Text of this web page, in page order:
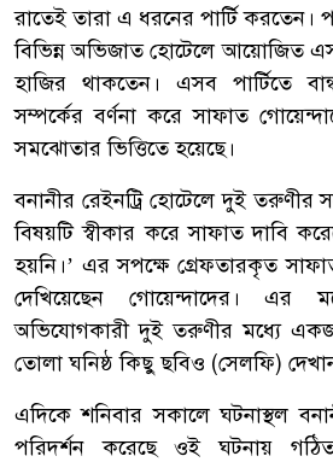
রাতেই তারা এ ধরনের পার্টি করতেন।
বিভিন্ন অভিজাত হোটেলে আয়োজিত এসব
হাজির থাকতেন। এসব পার্টিতে
সম্পর্কের বর্ণনা করে সাফাত
সমঝোতার ভিত্তিতে হয়েছে।
বনানীর রেইনট্রি হোটেলে দুই তরুণীর
বিষয়টি স্বীকার করে সাফাত দাবি
হয়নি।’ এর সপক্ষে গ্রেফতারকৃত
দেখিয়েছেন গোয়েন্দাদের। এর
অভিযোগকারী দুই তরুণীর মধ্যে
তোলা ঘনিষ্ঠ কিছু ছবিও (সেলফি)
এদিকে শনিবার সকালে ঘটনাস্থল
পরিদর্শন করেছে ওই ঘটনায়